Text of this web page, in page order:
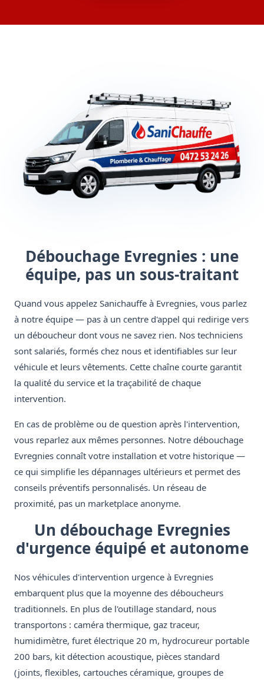
Débouchage Evregnies : une
équipe, pas un sous-traitant
Quand vous appelez Sanichauffe à Evregnies, vous parlez
à notre équipe — pas à un centre d'appel qui redirige vers
un déboucheur dont vous ne savez rien. Nos techniciens
sont salariés, formés chez nous et identifiables sur leur
véhicule et leurs vêtements. Cette chaîne courte garantit
la qualité du service et la traçabilité de chaque
intervention.
En cas de problème ou de question après l'intervention,
vous reparlez aux mêmes personnes. Notre débouchage
Evregnies connaît votre installation et votre historique —
ce qui simplifie les dépannages ultérieurs et permet des
conseils préventifs personnalisés. Un réseau de
proximité, pas un marketplace anonyme.
Un débouchage Evregnies
d'urgence équipé et autonome
Nos véhicules d'intervention urgence à Evregnies
embarquent plus que la moyenne des déboucheurs
traditionnels. En plus de l'outillage standard, nous
transportons : caméra thermique, gaz traceur,
humidimètre, furet électrique 20 m, hydrocureur portable
200 bars, kit détection acoustique, pièces standard
(joints, flexibles, cartouches céramique, groupes de